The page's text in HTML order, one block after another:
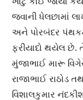
જવાની ધેલછામાં
અને પોરબંદર
ફરીયાદો થયેલ છે.
મુંજાભાઈ મારૂ
રાજાભાઈ રાઠોડ
વિશાલકુમાર